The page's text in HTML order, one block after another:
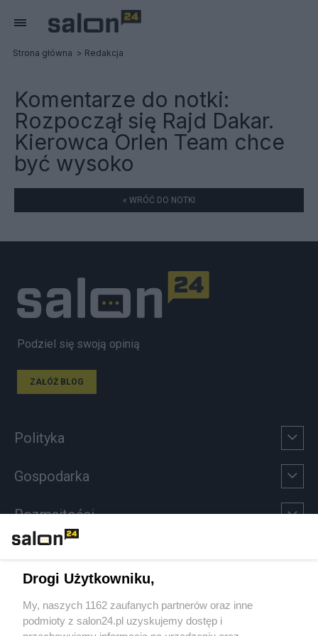
Strona główna Redakcja
Komentarze do notki:
Rozpoczął się Rajd Dakar.
Kierowca Orlen Team chce
być wysoko
« WRÓĆ DO NOTKI
Podziel się swoją opinią
ZAŁÓŻ BLOG
Polityka
Gospodarka
Rozmaitości
Sport
Społeczeństwo
Drogi Użytkowniku,
My, naszych 1162 zaufanych partnerów oraz inne
podmioty z salon24.pl uzyskujemy dostęp i